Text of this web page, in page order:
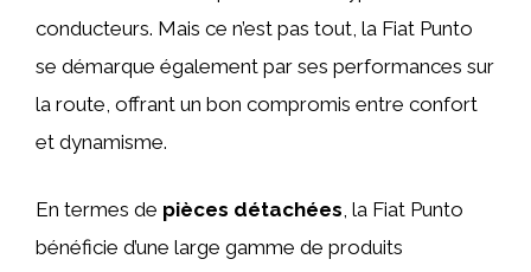
conducteurs. Mais ce n’est pas tout, la Fiat Punto
se démarque également par ses performances sur
la route, offrant un bon compromis entre confort
et dynamisme.
En termes de pièces détachées, la Fiat Punto
bénéficie d’une large gamme de produits